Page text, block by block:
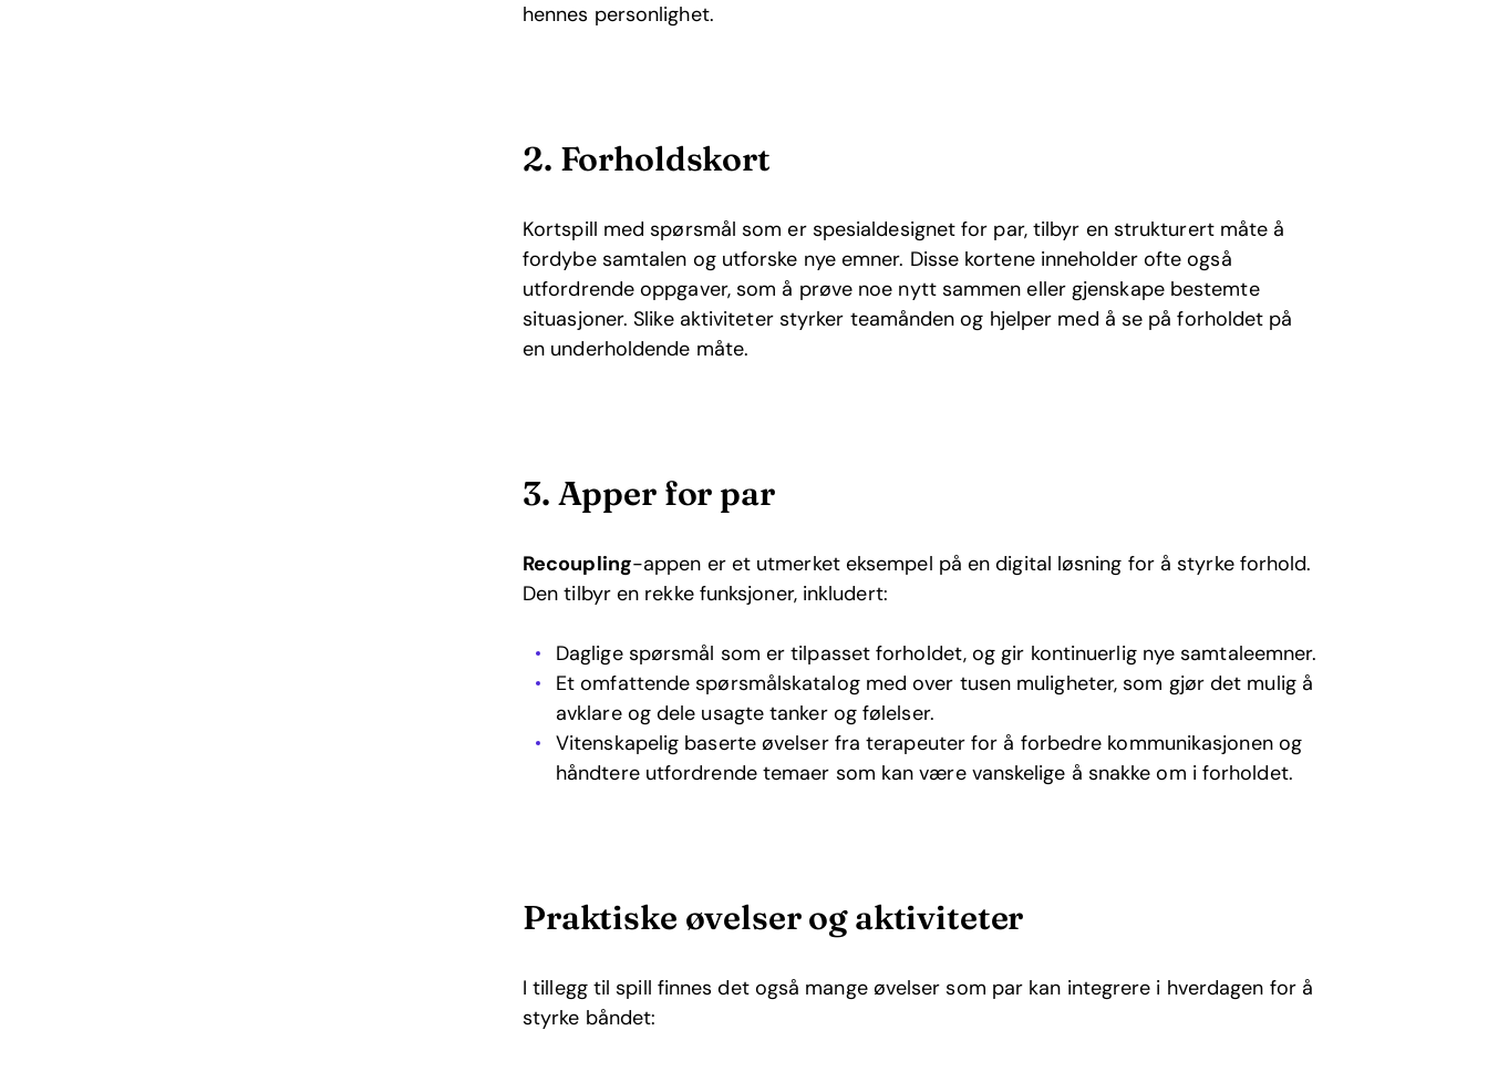
hennes personlighet.
2. Forholdskort
Kortspill med spørsmål som er spesialdesignet for par, tilbyr en strukturert måte å
fordybe samtalen og utforske nye emner. Disse kortene inneholder ofte også
utfordrende oppgaver, som å prøve noe nytt sammen eller gjenskape bestemte
situasjoner. Slike aktiviteter styrker teamånden og hjelper med å se på forholdet på
en underholdende måte.
3. Apper for par
Recoupling-appen er et utmerket eksempel på en digital løsning for å styrke forhold.
Den tilbyr en rekke funksjoner, inkludert:
Daglige spørsmål som er tilpasset forholdet, og gir kontinuerlig nye samtaleemner.
Et omfattende spørsmålskatalog med over tusen muligheter, som gjør det mulig å
avklare og dele usagte tanker og følelser.
Vitenskapelig baserte øvelser fra terapeuter for å forbedre kommunikasjonen og
håndtere utfordrende temaer som kan være vanskelige å snakke om i forholdet.
Praktiske øvelser og aktiviteter
I tillegg til spill finnes det også mange øvelser som par kan integrere i hverdagen for å
styrke båndet: